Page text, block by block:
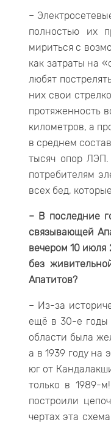
–
полностью их
мириться с
как затраты на
любят
них свои
протяженность
километров, а
в среднем
тысяч опор ЛЭП.
потребителям
всех бед,
– В последние
связывающей
вечером 10 июля
без
Апатитов?
– Из-за
ещё в 30-е годы
области была
а в 1939 году на
юг от
только в 1989-
построили
чертах эта